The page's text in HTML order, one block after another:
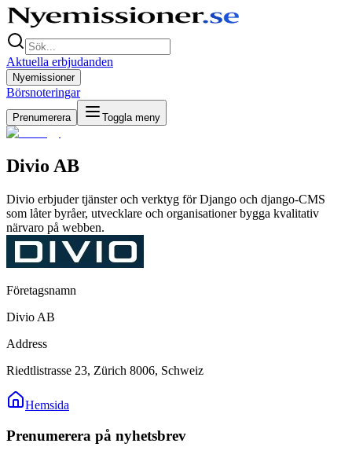
Aktuella erbjudanden
Nyemissioner
Börsnoteringar
Prenumerera Toggla meny
Divio AB
Divio erbjuder tjänster och verktyg för Django och django-CMS
som låter byråer, utvecklare och organisationer bygga kvalitativ
närvaro på webben.
Företagsnamn
Divio AB
Address
Riedtlistrasse 23, Zürich 8006, Schweiz
Hemsida
Prenumerera på nyhetsbrev